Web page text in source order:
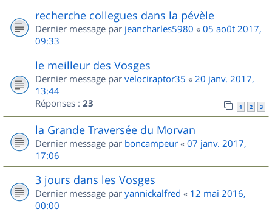
recherche collegues dans la pévèle
Dernier message par jeancharles5980 « 05 août 2017,
09:33
le meilleur des Vosges
Dernier message par velociraptor35 « 20 janv. 2017,
13:44
Réponses : 23 1 2 3
la Grande Traversée du Morvan
Dernier message par boncampeur « 07 janv. 2017,
17:06
3 jours dans les Vosges
Dernier message par yannickalfred « 12 mai 2016,
00:00